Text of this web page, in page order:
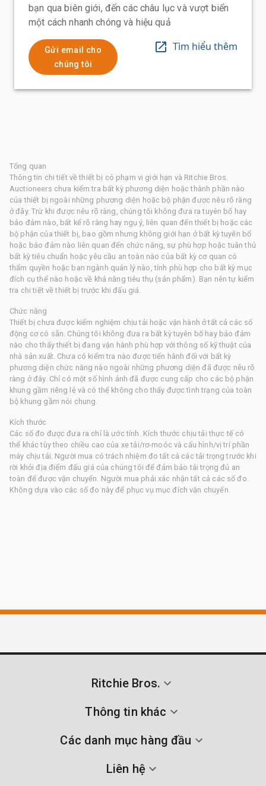
bạn qua biên giới, đến các châu lục và vượt biển
một cách nhanh chóng và hiệu quả
Gửi email cho
chúng tôi
Tìm hiểu thêm
Tổng quan
Thông tin chi tiết về thiết bị có phạm vi giới hạn và Ritchie Bros.
Auctioneers chưa kiểm tra bất kỳ phương diện hoặc thành phần nào
của thiết bị ngoài những phương diện hoặc bộ phận được nêu rõ ràng
ở đây. Trừ khi được nêu rõ ràng, chúng tôi không đưa ra tuyên bố hay
bảo đảm nào, bất kể rõ ràng hay ngụ ý, liên quan đến thiết bị hoặc các
bộ phận của thiết bị, bao gồm nhưng không giới hạn ở bất kỳ tuyên bố
hoặc bảo đảm nào liên quan đến chức năng, sự phù hợp hoặc tuân thủ
bất kỳ tiêu chuẩn hoặc yêu cầu an toàn nào của bất kỳ cơ quan có
thẩm quyền hoặc ban ngành quản lý nào, tính phù hợp cho bất kỳ mục
đích cụ thể nào hoặc về khả năng tiêu thụ (sản phẩm). Bạn nên tự kiểm
tra chi tiết về thiết bị trước khi đấu giá.
Chức năng
Thiết bị chưa được kiểm nghiệm chịu tải hoặc vận hành ở tất cả các số
động cơ có sẵn. Chúng tôi không đưa ra bất kỳ tuyên bố hay bảo đảm
nào cho thấy thiết bị đang vận hành phù hợp với thông số kỹ thuật của
nhà sản xuất. Chưa có kiểm tra nào được tiến hành đối với bất kỳ
phương diện chức năng nào ngoài những phương diện đã được nêu rõ
ràng ở đây. Chỉ có một số hình ảnh đã được cung cấp cho các bộ phận
khung gầm riêng lẻ và có thể không cho thấy được tình trạng của toàn
bộ khung gầm nói chung.
Kích thước
Các số đo được đưa ra chỉ là ước tính. Kích thước chịu tải thực tế có
thể khác tùy theo chiều cao của xe tải/rơ-moóc và cấu hình/vị trí phần
máy chịu tải. Người mua có trách nhiệm đo tất cả các tải trọng trước khi
rời khỏi địa điểm đấu giá của chúng tôi để đảm bảo tải trọng đủ an
toàn để được vận chuyển. Người mua phải xác nhận tất cả các số đo.
Không dựa vào các số đo này để phục vụ mục đích vận chuyển.
Ritchie Bros.
Thông tin khác
Các danh mục hàng đầu
Liên hệ